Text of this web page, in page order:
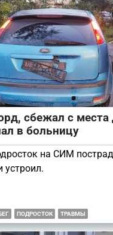
сбежал с
в больницу
на СИМ
устроил.
ПОДРОСТОК ТРАВМЫ